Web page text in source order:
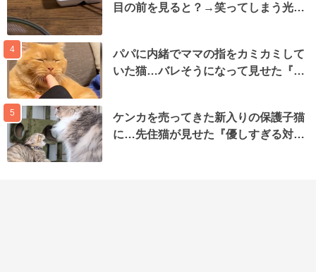
目の前を見ると？→笑ってしまう光…
4
パパに内緒でママの指をカミカミして
いた猫…バレそうになって見せた『…
5
ケンカを売ってきた新入りの保護子猫
に…先住猫が見せた『優しすぎる対…